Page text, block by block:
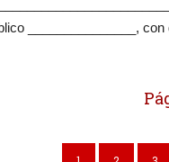
_______________,